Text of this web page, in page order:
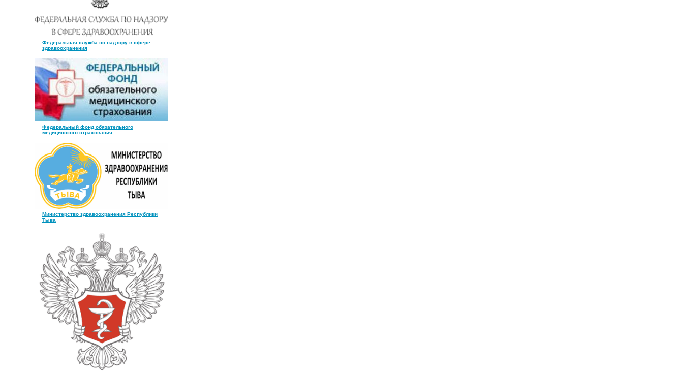
Федеральная служба по надзору в сфере
здравоохранения
Федеральный фонд обязательного
медицинского страхования
Министерство здравоохранения Республики
Тыва